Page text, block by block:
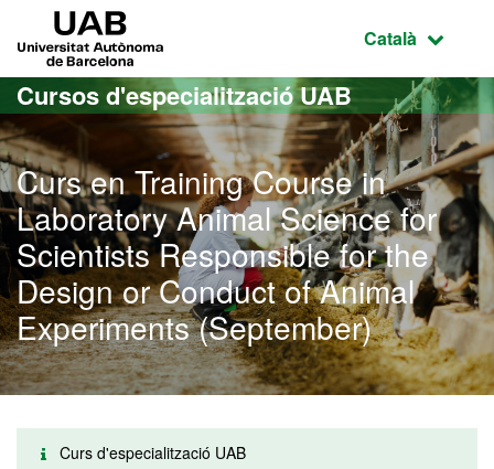
Ves al contingut principal
Ves a la navegació de la pàgina
Idioma
Català
Cursos d'especialització UAB
Curs en Training Course in
Laboratory Animal Science for
Scientists Responsible for the
Design or Conduct of Animal
Experiments (September)
Curs d'especialització UAB